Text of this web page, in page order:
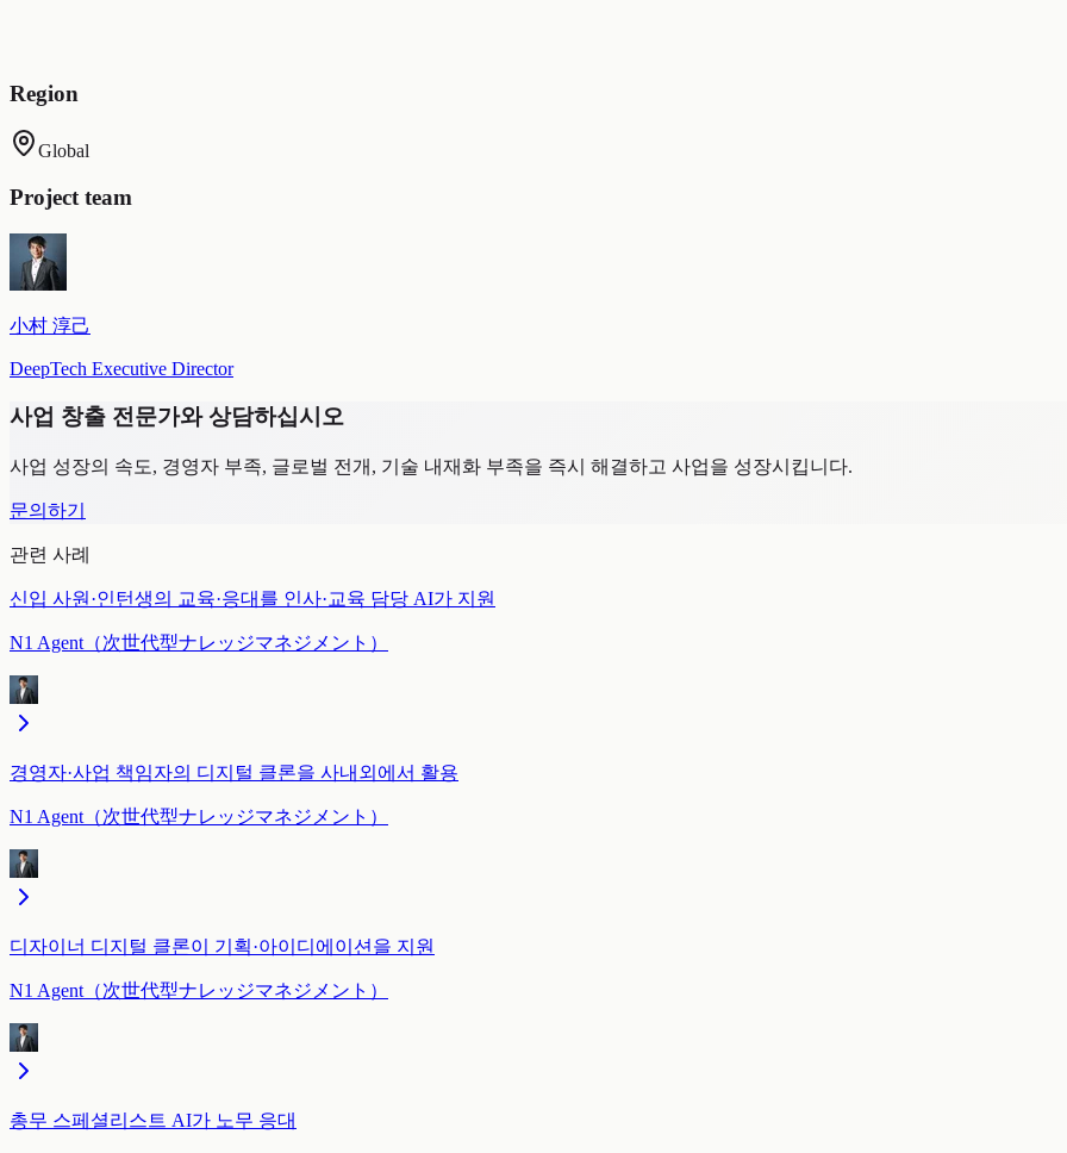
Region
Global
Project team
小村 淳己
DeepTech Executive Director
사업 창출 전문가와 상담하십시오
사업 성장의 속도, 경영자 부족, 글로벌 전개, 기술 내재화 부족을 즉시 해결하고 사업을 성장시킵니다.
문의하기
관련 사례
신입 사원·인턴생의 교육·응대를 인사·교육 담당 AI가 지원
N1 Agent（次世代型ナレッジマネジメント）
경영자·사업 책임자의 디지털 클론을 사내외에서 활용
N1 Agent（次世代型ナレッジマネジメント）
디자이너 디지털 클론이 기획·아이디에이션을 지원
N1 Agent（次世代型ナレッジマネジメント）
총무 스페셜리스트 AI가 노무 응대